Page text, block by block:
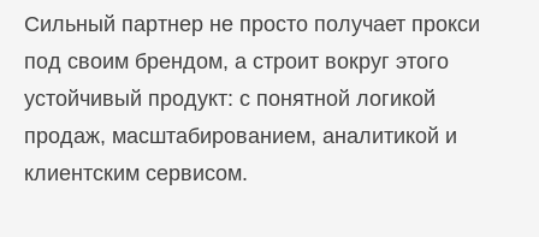
Сильный партнер не просто получает прокси
под своим брендом, а строит вокруг этого
устойчивый продукт: с понятной логикой
продаж, масштабированием, аналитикой и
клиентским сервисом.